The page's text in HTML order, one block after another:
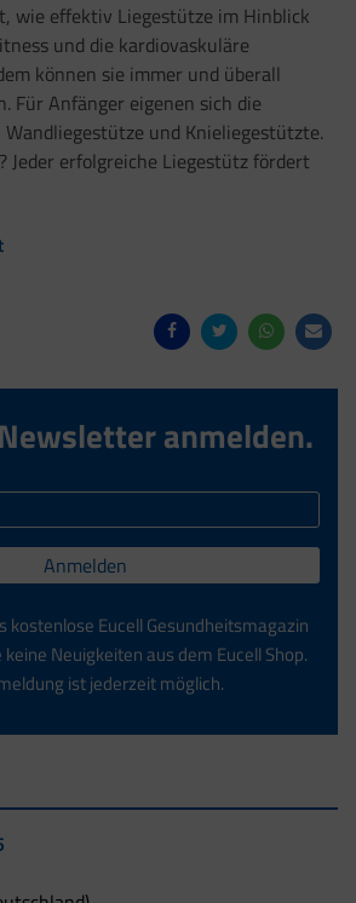
wie effektiv Liegestütze im Hinblick
und die kardiovaskuläre
können sie immer und überall
Für Anfänger eigenen sich die
und Knieliegestützte.
Jeder erfolgreiche Liegestütz fördert
anmelden.
Anmelden
kostenlose Eucell Gesundheitsmagazin
Neuigkeiten aus dem Eucell Shop.
ist jederzeit möglich.